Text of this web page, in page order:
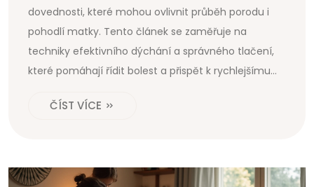
dovednosti, které mohou ovlivnit průběh porodu i
pohodlí matky. Tento článek se zaměřuje na
techniky efektivního dýchání a správného tlačení,
které pomáhají řídit bolest a přispět k rychlejšímu
techniky pomáhají uvolnit stres a co můžete udělat,
porod s ohledem na tělesnou i duševní pohodu.
ČÍST VÍCE